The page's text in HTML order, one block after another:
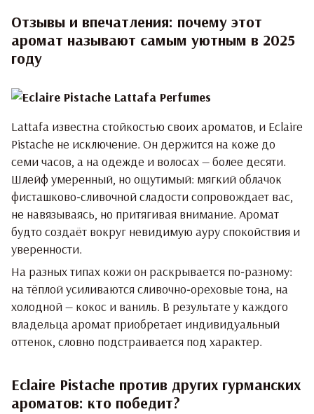
Отзывы и впечатления: почему этот
аромат называют самым уютным в 2025
году
Lattafa известна стойкостью своих ароматов, и Eclaire
Pistache не исключение. Он держится на коже до
семи часов, а на одежде и волосах — более десяти.
Шлейф умеренный, но ощутимый: мягкий облачок
фисташково‑сливочной сладости сопровождает вас,
не навязываясь, но притягивая внимание. Аромат
будто создаёт вокруг невидимую ауру спокойствия и
уверенности.
На разных типах кожи он раскрывается по‑разному:
на тёплой усиливаются сливочно‑ореховые тона, на
холодной — кокос и ваниль. В результате у каждого
владельца аромат приобретает индивидуальный
оттенок, словно подстраивается под характер.
Eclaire Pistache против других гурманских
ароматов: кто победит?